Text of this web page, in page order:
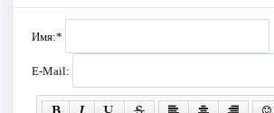
Имя:*
E-Mail: